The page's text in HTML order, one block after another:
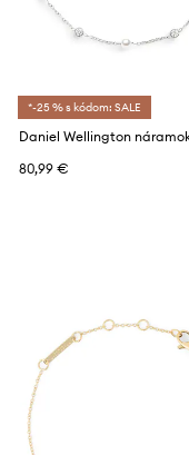
*-25 % s kódom: SALE
80,99 €